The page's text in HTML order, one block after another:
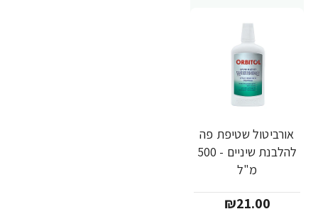
אורביטול שטיפת פה
להלבנת שיניים - 500
מ"ל
₪21.00